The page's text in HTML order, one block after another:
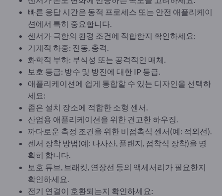
빠른 응답 시간은 동적 프로세스 또는 안전 애플리케이
션에서 특히 중요합니다.
센서가 극한의 환경 조건에 적합한지 확인하세요:
기계적 하중: 진동, 충격.
화학적 부하: 부식성 또는 공격적인 매체.
보호 등급: 방수 및 방진에 대한 IP 등급.
애플리케이션에 쉽게 통합할 수 있는 디자인을 선택하
세요:
좁은 설치 장소에 적합한 소형 센서.
산업용 애플리케이션을 위한 견고한 하우징.
까다로운 측정 조건을 위한 비접촉식 센서(예: 적외선).
센서 장착 방법(예: 나사산, 플랜지, 접착식 장착)을 명
확히 합니다.
보호 튜브, 브래킷, 연장선 등의 액세서리가 필요한지
확인하세요.
전기 연결이 호환되는지 확인하세요: